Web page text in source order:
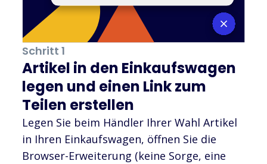
Schritt 1
Artikel in den Einkaufswagen
legen und einen Link zum
Teilen erstellen
Legen Sie beim Händler Ihrer Wahl Artikel
in Ihren Einkaufswagen, öffnen Sie die
Browser-Erweiterung (keine Sorge, eine